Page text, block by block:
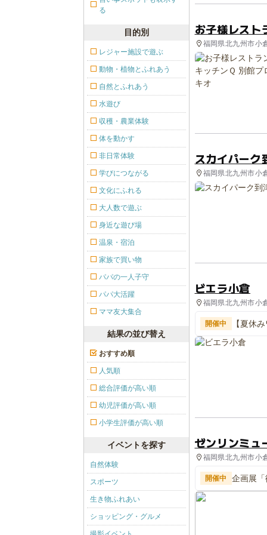
お子様レスト
福岡県北九州市小
スカイパーク
福岡県北九州市小
ビエラ小倉
福岡県北九州市小
開催中
【夏休
う
ゼンリンミュ
福岡県北九州市小
開催中 企画展
る
目的別
レジャー施設で遊ぶ
動物・植物とふれあう
自然とふれあう
水遊び
収穫・農業体験
体を動かす
非日常体験
学びにつながる
文化にふれる
大人数で遊ぶ
身近な遊び場
温泉・宿泊
家族で買い物
パパの一人子守
パパ大活躍
ママ友大集合
結果の並び替え
おすすめ順
人気順
総合評価が高い順
幼児評価が高い順
小学生評価が高い順
イベントを探す
自然体験
スポーツ
生き物ふれあい
ショッピング・グルメ